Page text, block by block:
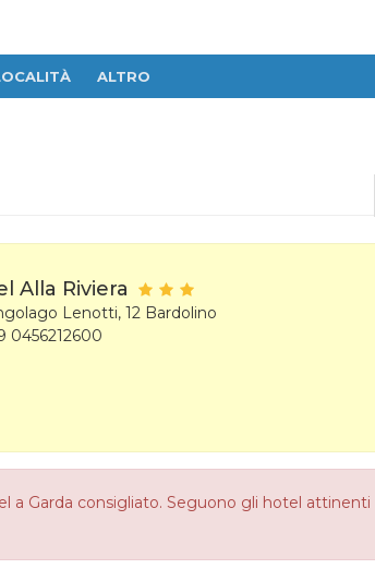
ALTRO
Alla Riviera
Lenotti, 12 Bardolino
0456212600
a Garda consigliato. Seguono gli hotel attinenti